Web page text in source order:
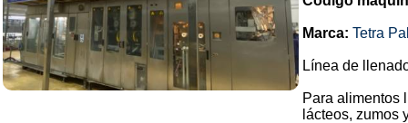
Marca: Tetra
Línea de
Para alimentos
lácteos, zumos